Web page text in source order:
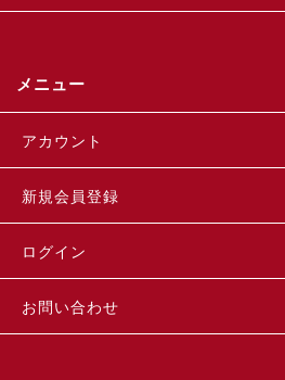
メニュー
アカウント
新規会員登録
ログイン
お問い合わせ